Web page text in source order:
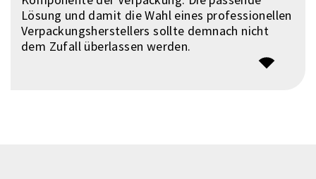
Lösung und damit die Wahl eines professionellen
Verpackungsherstellers sollte demnach nicht
dem Zufall überlassen werden.